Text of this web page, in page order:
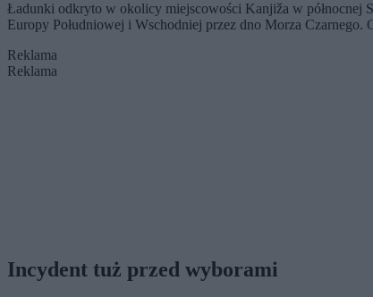
Ładunki odkryto w okolicy miejscowości Kanjiža w północnej
Europy Południowej i Wschodniej przez dno Morza Czarnego.
Reklama
Reklama
Incydent tuż przed wyborami